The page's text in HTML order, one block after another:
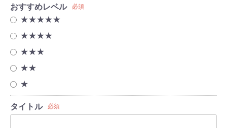
おすすめレベル 必須
★★★★★
★★★★
★★★
★★
★
タイトル 必須